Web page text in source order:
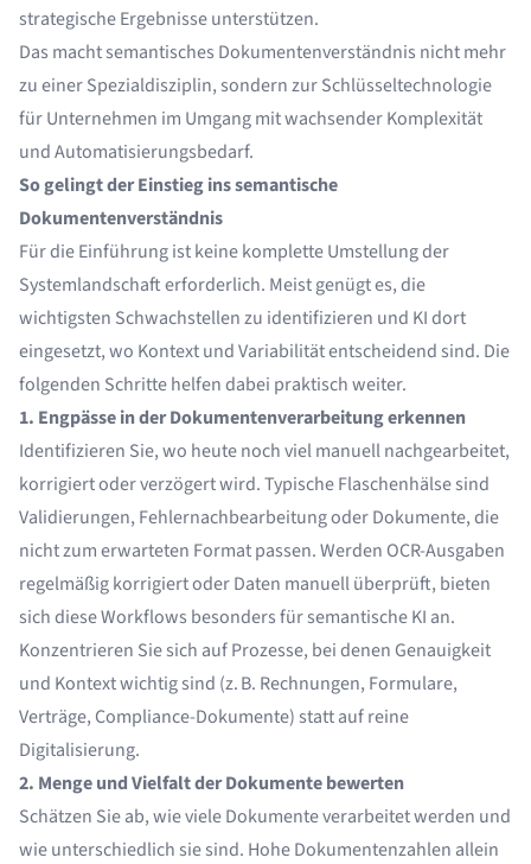
strategische Ergebnisse unterstützen.
Das macht semantisches Dokumentenverständnis nicht mehr
zu einer Spezialdisziplin, sondern zur Schlüsseltechnologie
für Unternehmen im Umgang mit wachsender Komplexität
und Automatisierungsbedarf.
So gelingt der Einstieg ins semantische
Dokumentenverständnis
Für die Einführung ist keine komplette Umstellung der
Systemlandschaft erforderlich. Meist genügt es, die
wichtigsten Schwachstellen zu identifizieren und KI dort
eingesetzt, wo Kontext und Variabilität entscheidend sind. Die
folgenden Schritte helfen dabei praktisch weiter.
1. Engpässe in der Dokumentenverarbeitung erkennen
Identifizieren Sie, wo heute noch viel manuell nachgearbeitet,
korrigiert oder verzögert wird. Typische Flaschenhälse sind
Validierungen, Fehlernachbearbeitung oder Dokumente, die
nicht zum erwarteten Format passen. Werden OCR-Ausgaben
regelmäßig korrigiert oder Daten manuell überprüft, bieten
sich diese Workflows besonders für semantische KI an.
Konzentrieren Sie sich auf Prozesse, bei denen Genauigkeit
und Kontext wichtig sind (z. B. Rechnungen, Formulare,
Verträge, Compliance-Dokumente) statt auf reine
Digitalisierung.
2. Menge und Vielfalt der Dokumente bewerten
Schätzen Sie ab, wie viele Dokumente verarbeitet werden und
wie unterschiedlich sie sind. Hohe Dokumentenzahlen allein